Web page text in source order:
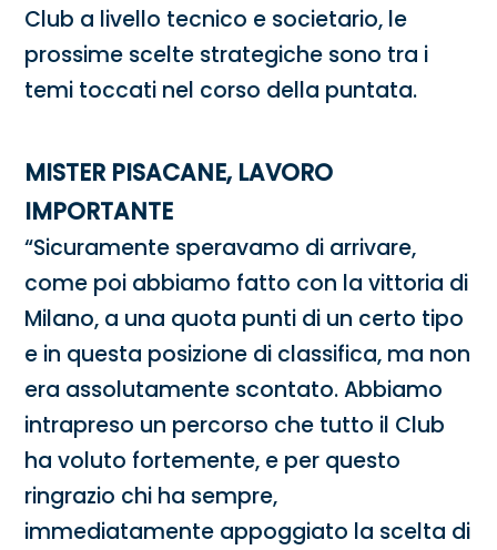
Club a livello tecnico e societario, le
prossime scelte strategiche sono tra i
temi toccati nel corso della puntata.
MISTER PISACANE, LAVORO
IMPORTANTE
“Sicuramente speravamo di arrivare,
come poi abbiamo fatto con la vittoria di
Milano, a una quota punti di un certo tipo
e in questa posizione di classifica, ma non
era assolutamente scontato. Abbiamo
intrapreso un percorso che tutto il Club
ha voluto fortemente, e per questo
ringrazio chi ha sempre,
immediatamente appoggiato la scelta di